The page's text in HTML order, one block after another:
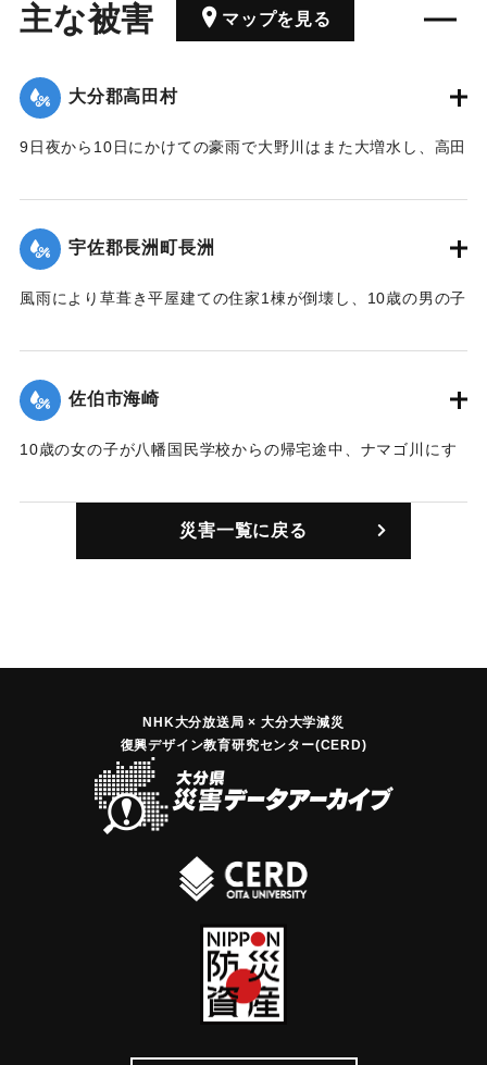
主な被害 マップを見る
大分郡高田村
9日夜から10日にかけての豪雨で大野川はまた大増水し、高田
上浸水が100戸あまりにおよんだ。野菜はほとんど全滅に近い
被害を被った。同村は県下一の野菜生産村だけに一般におよ
ぼす影響は大きい。
【出典：大分合同新聞1945年10月13日朝刊2面】
宇佐郡長洲町長洲
風雨により草葺き平屋建ての住家1棟が倒壊し、10歳の男の子
｜固有コード:
佐伯市海崎
10歳の女の子が八幡国民学校からの帰宅途中、ナマゴ川にす
災害一覧に戻る
NHK大分放送局 × 大分大学減災
復興デザイン教育研究センター(CERD)